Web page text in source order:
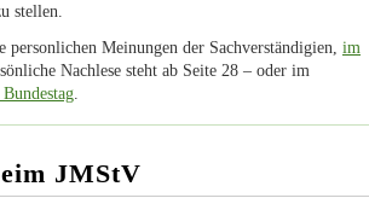
stellen.
personlichen Meinungen der Sachverständigien, im
Nachlese steht ab Seite 28 – oder im
JMStV